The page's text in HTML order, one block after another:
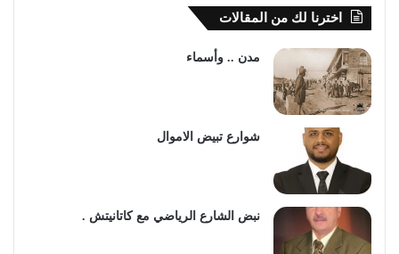
اخترنا لك من المقالات
مدن .. وأسماء
شوارع تبيض الاموال
نبض الشارع الرياضي مع كاتانيتش .